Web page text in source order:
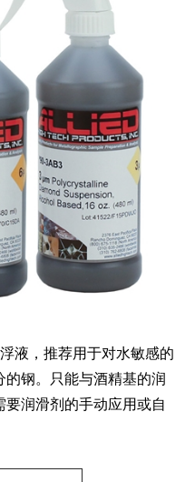
液，推荐用于对水敏感的
钢。只能与酒精基的润
润滑剂的手动应用或自